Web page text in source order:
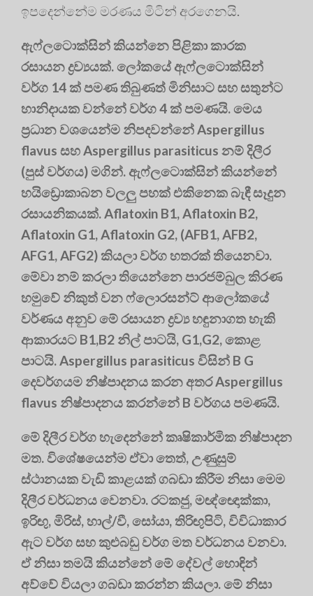
ඉපදෙන්නේම මරණය මිටින් අරගෙනයි.
ඇෆ්ලටොක්සින් කියන්නෙ පිළිකා කාරක
රසායන ද්‍රව්‍යයක්. ලෝකයේ ඇෆ්ලටොක්සින්
වර්ග 14 ක් පමණ තිබුණත් මිනිසාට සහ සතුන්ට
හානිදායක වන්නේ වර්ග 4 ක් පමණයි. මෙය
ප්‍රධාන වශයෙන්ම නිපදවන්නේ Aspergillus
flavus සහ Aspergillus parasiticus නම් දිලීර
(පුස් වර්ගය) මගින්. ඇෆ්ලටොක්සින් කියන්නේ
හයිඩ්‍රොකාබන වලලු පහක් එකිනෙක බැඳී සෑදුන
රසායනිකයක්. Aflatoxin B1, Aflatoxin B2,
Aflatoxin G1, Aflatoxin G2, (AFB1, AFB2,
AFG1, AFG2) කියලා වර්ග හතරක් තියෙනවා.
මේවා නම් කරලා තියෙන්නෙ පාරජම්බුල කිරණ
හමුවේ නිකුත් වන ෆ්ලොරසන්ට් ආලෝකයේ
වර්ණය අනුව මේ රසායන ද්‍රව්‍ය හඳුනාගත හැකි
ආකාරයට B1,B2 නිල් පාටයි, G1,G2, කොළ
පාටයි. Aspergillus parasiticus විසින් B G
දෙවර්ගයම නිෂ්පාදනය කරන අතර Aspergillus
flavus නිෂ්පාදනය කරන්නේ B වර්ගය පමණයි.
මේ දිලීර වර්ග හැදෙන්නේ කෘෂිකාර්මික නිෂ්පාදන
මත. විශේෂයෙන්ම ඒවා තෙත්, උණුසුම්
ස්ථානයක වැඩි කාළයක් ගබඩා කිරීම නිසා මෙම
දිලීර වර්ධනය වෙනවා. රටකජු, මඥ්ඥොක්කා,
ඉරිඟු, මිරිස්, හාල්/වී, සෝයා, තිරිඟුපිටි, විවිධාකාර
ඇට වර්ග සහ කුළුබඩු වර්ග මත වර්ධනය වනවා.
ඒ නිසා තමයි කියන්නේ මේ දේවල් හොඳින්
අව්වේ වියලා ගබඩා කරන්න කියලා. මේ නිසා